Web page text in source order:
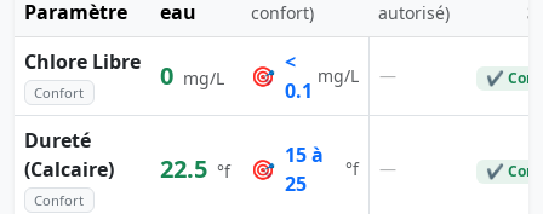
Paramètre
eau
confort)
autorisé)
Chlore Libre
Confort
0 mg/L 🎯
<
0.1
mg/L — ✔
Dureté
(Calcaire)
Confort
22.5 °f 🎯
15 à
25
°f — ✔